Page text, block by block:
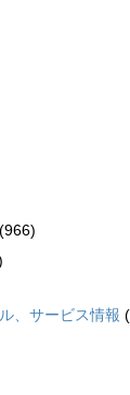
(966)
、サービス情報